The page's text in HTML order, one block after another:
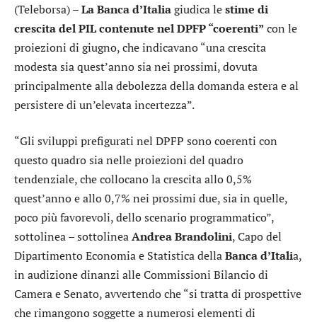
(Teleborsa) –La Banca d’Italiagiudica lestime di
crescita del PIL contenute nelDPFP “coerenti” con le
proiezioni di giugno, che indicavano “una crescita
modesta sia quest’anno sia nei prossimi, dovuta
principalmente alla debolezza della domanda estera e al
persistere di un’elevata incertezza”.
“Gli sviluppi prefigurati nel DPFP sono coerenti con
questo quadro sia nelle proiezioni del quadro
tendenziale, che collocano la crescita allo 0,5%
quest’anno e allo 0,7% nei prossimi due, sia in quelle,
poco più favorevoli, dello scenario programmatico”,
sottolinea – sottolineaAndrea Brandolini, Capo del
Dipartimento Economia e Statistica dellaBanca d’Italia,
in audizione dinanzi alle Commissioni Bilancio di
Camera e Senato, avvertendo che “si tratta di prospettive
che rimangono soggette a numerosi elementi di